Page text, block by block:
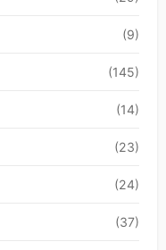
(9)
(145)
(14)
(23)
(24)
(37)